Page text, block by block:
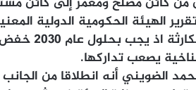
الهيئة الحكومية الدولية
واضحا
يصعب تداركها.
الضويني أنه انطلاقا من